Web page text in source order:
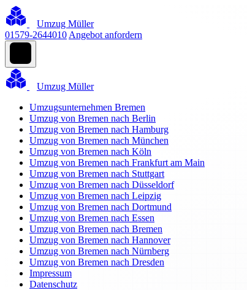
Umzug Müller
01579-2644010 Angebot anfordern
Umzug Müller
Umzugsunternehmen Bremen
Umzug von Bremen nach Berlin
Umzug von Bremen nach Hamburg
Umzug von Bremen nach München
Umzug von Bremen nach Köln
Umzug von Bremen nach Frankfurt am Main
Umzug von Bremen nach Stuttgart
Umzug von Bremen nach Düsseldorf
Umzug von Bremen nach Leipzig
Umzug von Bremen nach Dortmund
Umzug von Bremen nach Essen
Umzug von Bremen nach Bremen
Umzug von Bremen nach Hannover
Umzug von Bremen nach Nürnberg
Umzug von Bremen nach Dresden
Impressum
Datenschutz